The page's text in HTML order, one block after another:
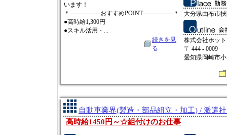
います！
＊―――――おすすめPOINT―――――＊
●高時給1,300円
●スキル活用・...
続きを見
る
大分県由布市
株式会社ホッ
〒 444 - 0009
愛知県岡崎市
自動車業界(製造・部品組立・加工) / 派遣
高時給1450円～☆組付けのお仕事